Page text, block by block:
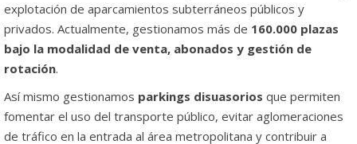
explotación de aparcamientos subterráneos públicos y
privados. Actualmente, gestionamos más de 160.000 plazas
bajo la modalidad de venta, abonados y gestión de
rotación.
Así mismo gestionamos parkings disuasorios que permiten
fomentar el uso del transporte público, evitar aglomeraciones
de tráfico en la entrada al área metropolitana y contribuir a